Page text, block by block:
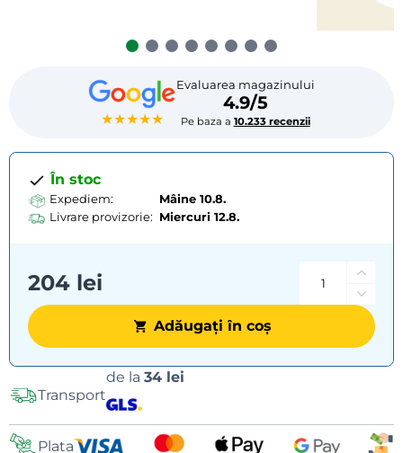
★★★★★
Evaluarea magazinului
4.9/5
Pe baza a 10.233 recenzii
În stoc
Expediem:
Mâine 10.8.
Livrare provizorie: Miercuri 12.8.
204 lei
Adăugați în coș
Transport
de la 34 lei
Plata